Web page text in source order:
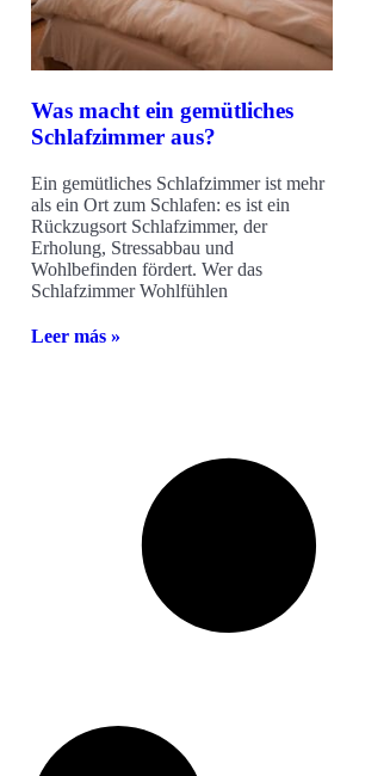
Was macht ein gemütliches
Schlafzimmer aus?
Ein gemütliches Schlafzimmer ist mehr
als ein Ort zum Schlafen: es ist ein
Rückzugsort Schlafzimmer, der
Erholung, Stressabbau und
Wohlbefinden fördert. Wer das
Schlafzimmer Wohlfühlen
Leer más »